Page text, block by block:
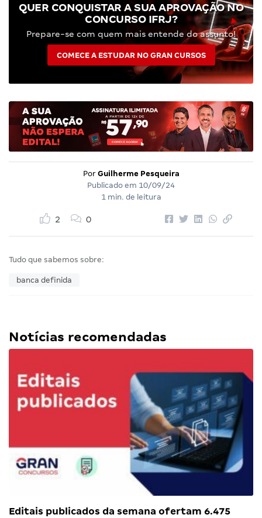
QUER CONQUISTAR A SUA APROVAÇÃO NO
CONCURSO IFRJ?
Prepare-se com quem mais entende do assunto!
COMECE A ESTUDAR NO GRAN CURSOS
Por Guilherme Pesqueira
Publicado em 10/09/24
1 min. de leitura
2 0
Tudo que sabemos sobre:
banca definida
Notícias recomendadas
Editais publicados da semana ofertam 6.475